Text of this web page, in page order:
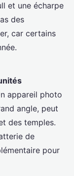
et une écharpe
des
car certains
appareil photo
angle, peut
des temples.
de
pour